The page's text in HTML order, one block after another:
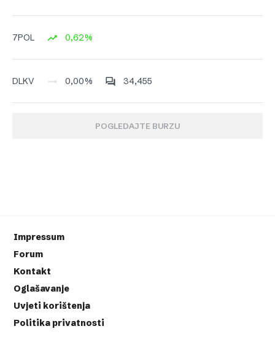
7POL 0,62%
DLKV 0,00% 34,455
POGLEDAJTE BURZU
Impressum
Forum
Kontakt
Oglašavanje
Uvjeti korištenja
Politika privatnosti